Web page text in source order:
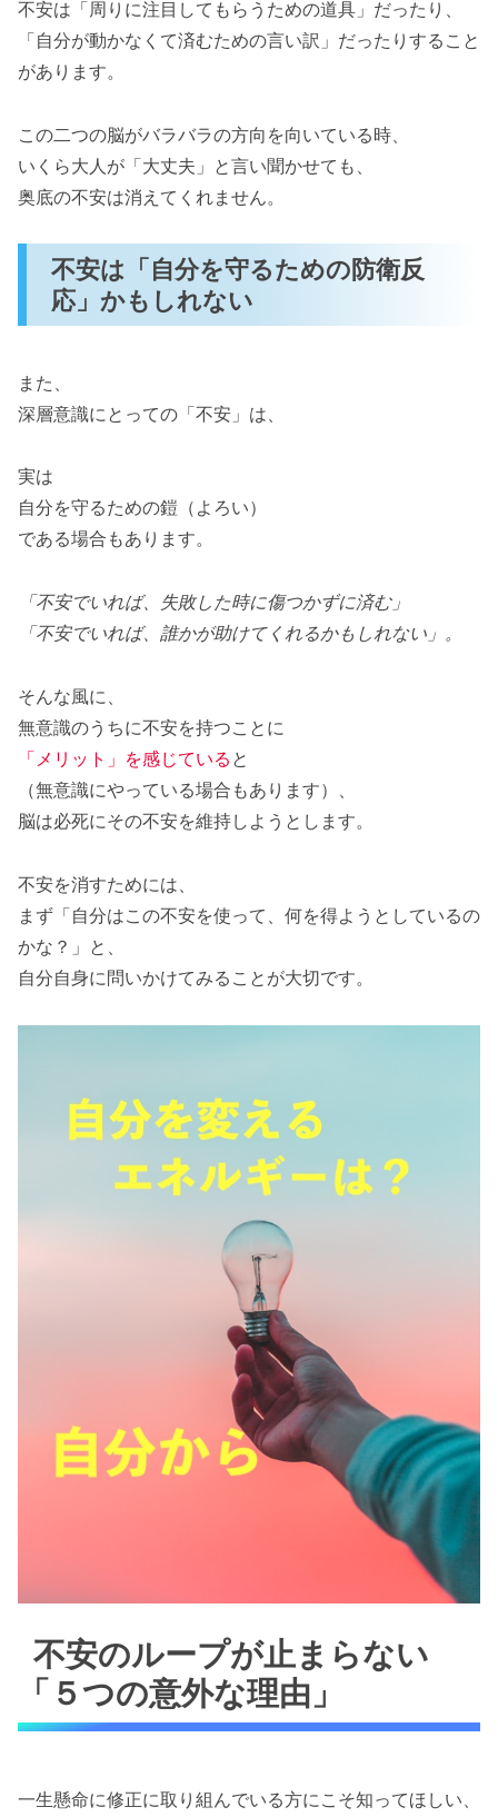
不安は「周りに注目してもらうための道具」だったり、
「自分が動かなくて済むための言い訳」だったりすること
があります。
この二つの脳がバラバラの方向を向いている時、
いくら大人が「大丈夫」と言い聞かせても、
奥底の不安は消えてくれません。
不安は「自分を守るための防衛反
応」かもしれない
また、
深層意識にとっての「不安」は、
実は
自分を守るための鎧（よろい）
である場合もあります。
「不安でいれば、失敗した時に傷つかずに済む」
「不安でいれば、誰かが助けてくれるかもしれない」。
そんな風に、
無意識のうちに不安を持つことに
「メリット」を感じている と
（無意識にやっている場合もあります）、
脳は必死にその不安を維持しようとします。
不安を消すためには、
まず「自分はこの不安を使って、何を得ようとしているの
かな？」と、
自分自身に問いかけてみることが大切です。
不安のループが止まらない
「５つの意外な理由」
一生懸命に修正に取り組んでいる方にこそ知ってほしい、